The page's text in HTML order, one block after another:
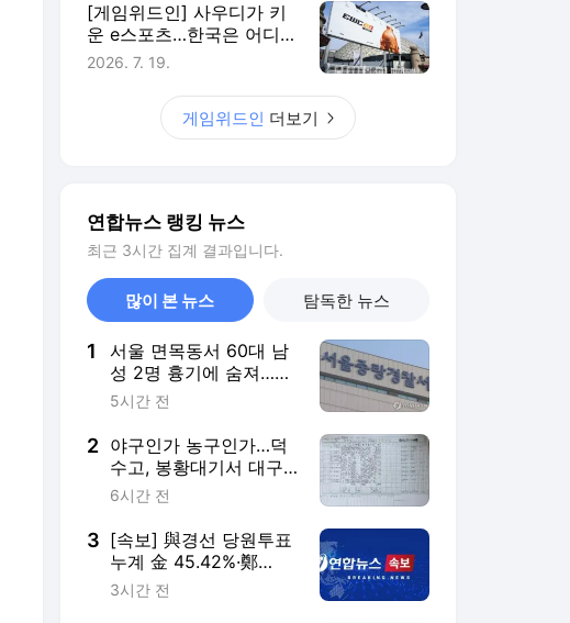
[게임위드인] 사우디가 키
운 e스포츠…한국은 어디에
있나
2026. 7. 19.
게임위드인 더보기
연합뉴스 랭킹 뉴스
최근 3시간 집계 결과입니다.
많이 본 뉴스 탐독한 뉴스
1
서울 면목동서 60대 남
성 2명 흉기에 숨져…지
인 사이 추정(종합)
5시간 전
2 야구인가 농구인가…덕
수고, 봉황대기서 대구
북구SC에 42-0 승리
6시간 전
3 [속보] 與경선 당원투표
누계 金 45.42%·鄭
44.56%…가중치 未반영
3시간 전